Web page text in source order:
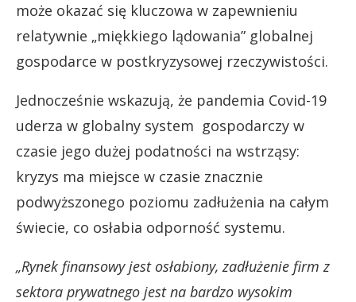
może okazać się kluczowa w zapewnieniu
relatywnie „miękkiego lądowania” globalnej
gospodarce w postkryzysowej rzeczywistości.
Jednocześnie wskazują, że pandemia Covid-19
uderza w globalny system gospodarczy w
czasie jego dużej podatności na wstrząsy:
kryzys ma miejsce w czasie znacznie
podwyższonego poziomu zadłużenia na całym
świecie, co osłabia odporność systemu.
„Rynek finansowy jest osłabiony, zadłużenie firm z
sektora prywatnego jest na bardzo wysokim